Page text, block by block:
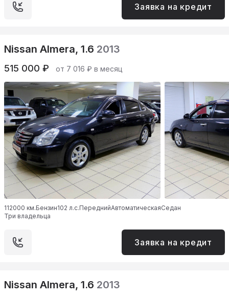
Заявка на кредит
Nissan Almera, 1.6 2013
515 000 ₽ от 7 016 ₽ в месяц
112000 км.Бензин102 л.с.ПереднийАвтоматическаяСедан
Три владельца
Заявка на кредит
Nissan Almera, 1.6 2013